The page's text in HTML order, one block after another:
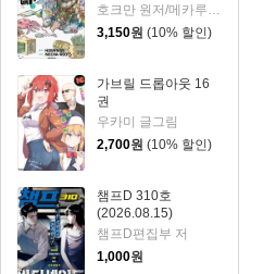
호크만 원저/메카루츠 그림
3,150원 (10% 할인)
가브릴 드롭아웃 16
권
우카미 글그림
2,700원 (10% 할인)
챔프D 310호
(2026.08.15)
챔프D편집부 저
1,000원